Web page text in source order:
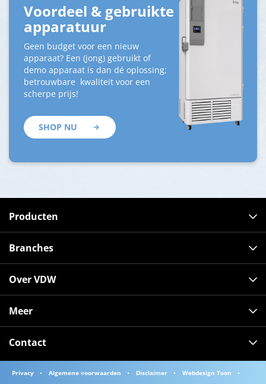
Voordeel & gebruikte
apparatuur
Geen budget voor een nieuw
apparaat? Een (jong) gebruikt of
demo apparaat is dan dé oplossing;
betrouwbare kwaliteit voor een
scherpe prijs!
SHOP NU
Producten
Branches
Over VDW
Meer
Contact
Privacy Algemene voorwaarden Disclaimer
Webdesign Toon